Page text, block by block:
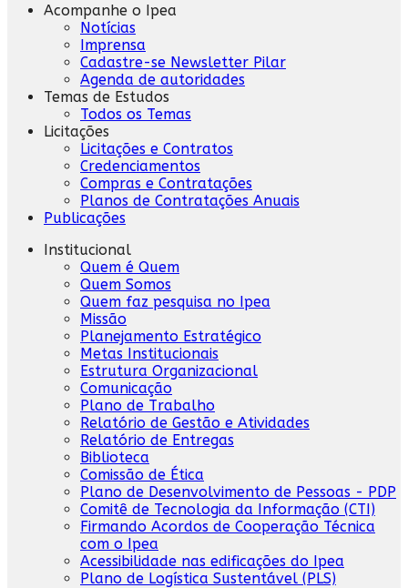
Acompanhe o Ipea
Notícias
Imprensa
Cadastre-se Newsletter Pilar
Agenda de autoridades
Temas de Estudos
Todos os Temas
Licitações
Licitações e Contratos
Credenciamentos
Compras e Contratações
Planos de Contratações Anuais
Publicações
Institucional
Quem é Quem
Quem Somos
Quem faz pesquisa no Ipea
Missão
Planejamento Estratégico
Metas Institucionais
Estrutura Organizacional
Comunicação
Plano de Trabalho
Relatório de Gestão e Atividades
Relatório de Entregas
Biblioteca
Comissão de Ética
Plano de Desenvolvimento de Pessoas - PDP
Comitê de Tecnologia da Informação (CTI)
Firmando Acordos de Cooperação Técnica
com o Ipea
Acessibilidade nas edificações do Ipea
Plano de Logística Sustentável (PLS)